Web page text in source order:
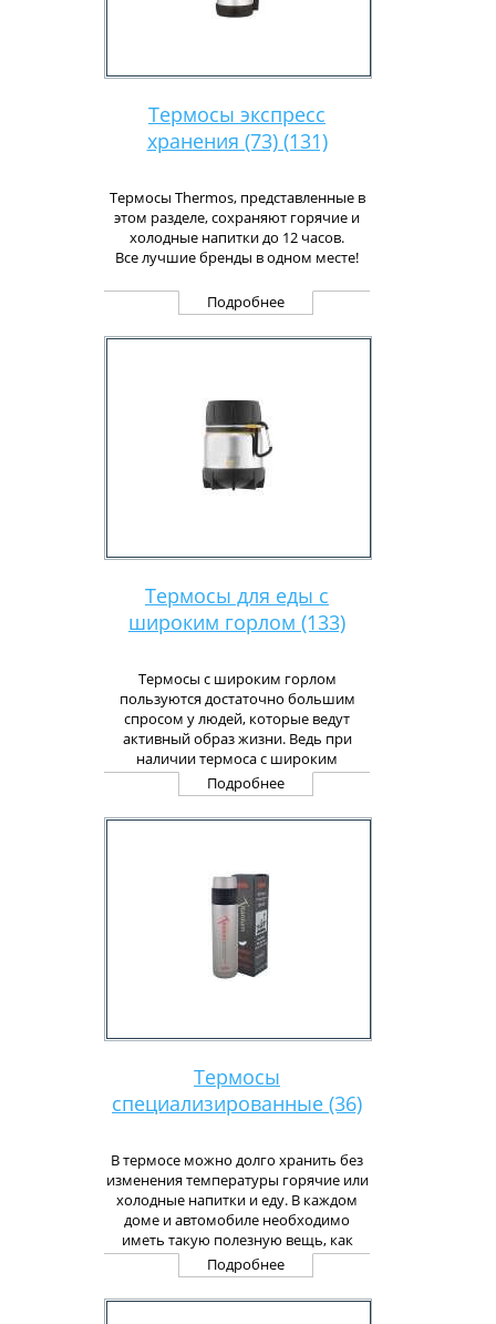
Термосы экспресс
хранения (73) (131)
Термосы Thermos, представленные в
этом разделе, сохраняют горячие и
холодные напитки до 12 часов.
Все лучшие бренды в одном месте!
Подробнее
Термосы для еды с
широким горлом (133)
Термосы с широким горлом
пользуются достаточно большим
спросом у людей, которые ведут
активный образ жизни. Ведь при
наличии термоса с широким
горлом всегда можно быть
уверенным, что собственный обед
будет теплым и вкусным.
Подробнее
Термосы
специализированные (36)
В термосе можно долго хранить без
изменения температуры горячие или
холодные напитки и еду. В каждом
доме и автомобиле необходимо
иметь такую полезную вещь, как
термос! С нашим термосом Ваша
жизнь станет легче и приятней!
Подробнее